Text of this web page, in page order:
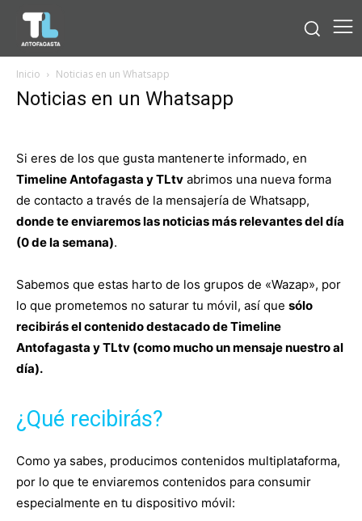
Inicio Noticias en un Whatsapp
Noticias en un Whatsapp
Si eres de los que gusta mantenerte informado, en
Timeline Antofagasta y TLtv abrimos una nueva forma
de contacto a través de la mensajería de Whatsapp,
donde te enviaremos las noticias más relevantes del día
(0 de la semana).
Sabemos que estas harto de los grupos de «Wazap», por
lo que prometemos no saturar tu móvil, así que sólo
recibirás el contenido destacado de Timeline
Antofagasta y TLtv (como mucho un mensaje nuestro al
día).
¿Qué recibirás?
Como ya sabes, producimos contenidos multiplataforma,
por lo que te enviaremos contenidos para consumir
especialmente en tu dispositivo móvil: